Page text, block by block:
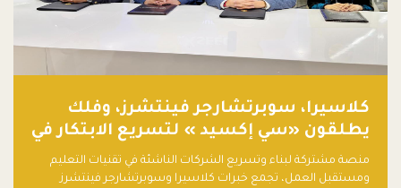
كلاسيرا، سوبرتشارجر فينتشرز، وفلك
يطلقون «سي إكسيد » لتسريع الابتكار في
تقنيات التعليم ومستقبل العمل
منصة مشتركة لبناء وتسريع الشركات الناشئة في تقنيات التعليم
ومستقبل العمل، تجمع خبرات كلاسيرا وسوبرتشارجر فينتشرز